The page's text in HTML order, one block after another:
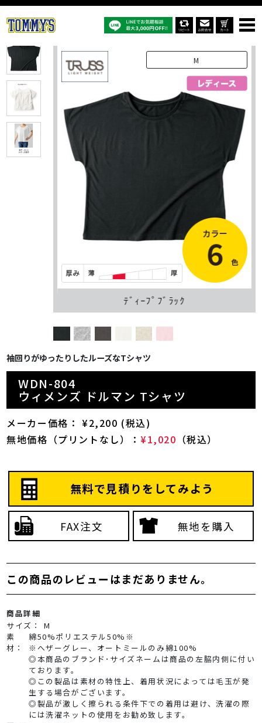
WDN-804：ウィメンズ ドルマン Tシャツ
M
ﾃﾞｨｰﾌﾟﾌﾞﾗｯｸ
袖回りがゆったりしたルーズなTシャツ
WDN-804
ウィメンズ ドルマン Tシャツ
メーカー価格： ¥2,200 (税込)
無地価格（プリントなし）： ¥1,020 （税込）
無料で見積りをしてみよう
FAX注文 無地を購入
この商品のレビューはまだありません。
商品詳細
サイズ：
M
素
材：
綿50%ポリエステル50%※
※へザーグレー、オートミールのみ綿100%
◎本商品のブランド･サイズネームは商品の左脇内側に付い
ております。
◎この製品は素材の特性上、着用状況によっては毛玉が発
生する場合がございます。
◎製品が激しく擦られる条件下での着用は避け、洗濯の際
には洗濯ネットの使用をお勧め致します。